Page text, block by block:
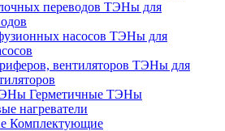
ТЭНы для
ТЭНы для
ТЭНы для
Герметичные ТЭНы
нагреватели
Комплектующие